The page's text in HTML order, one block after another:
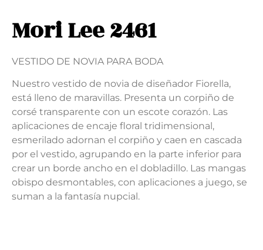
Mori Lee 2461
VESTIDO DE NOVIA PARA BODA
Nuestro vestido de novia de diseñador Fiorella,
está lleno de maravillas. Presenta un corpiño de
corsé transparente con un escote corazón. Las
aplicaciones de encaje floral tridimensional,
esmerilado adornan el corpiño y caen en cascada
por el vestido, agrupando en la parte inferior para
crear un borde ancho en el dobladillo. Las mangas
obispo desmontables, con aplicaciones a juego, se
suman a la fantasía nupcial.